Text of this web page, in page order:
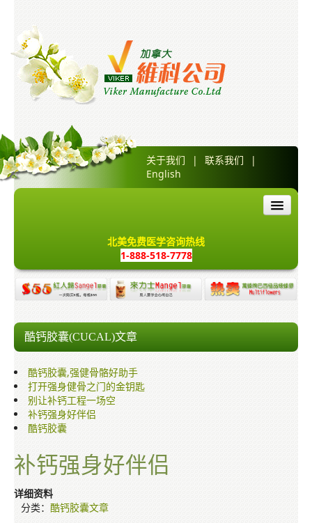
关于我们 | 联系我们
|
English
产品介绍
红人归胶囊
来力士胶囊
万蜂牌巴西极品蜂胶
酷钙胶囊
蓝翡翠冰河泥面膜
网上订购
销售网络
北美免费医学咨询热线
1-888-518-7778
酷钙胶囊(CUCAL)文章
酷钙胶囊,强健骨骼好助手
打开强身健骨之门的金钥匙
别让补钙工程一场空
补钙强身好伴侣
酷钙胶囊
补钙强身好伴侣
详细资料
分类： 酷钙胶囊文章